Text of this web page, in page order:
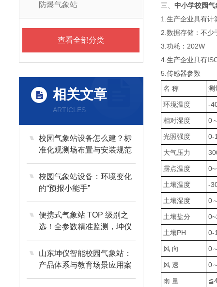
防爆气象站
查看全部分类
相关文章
ARTICLES
校园气象站设备怎么建？标
准化观测场布置与安装规范
详解
校园气象站设备：环境变化
的“预报小能手”
便携式气象站 TOP 级别之
选！全参数精准监测，坤仪
智测推荐厂家
山东坤仪智能校园气象站：
产品体系与教育场景应用案
例
三、中小学校园气
1.生产企业具有计
2.数据存储：不少
3.功耗：202W
4.生产企业具有
5.传感器参数
名 称
测
环境温度 -
相对湿度 0
光照强度 0-
大气压力
露点温度
土壤温度 -
土壤湿度 0
土壤盐分
土壤PH 0-
风 向 0
风 速 0
雨 量